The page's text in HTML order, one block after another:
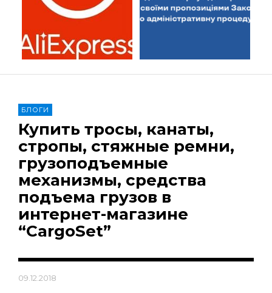
БЛОГИ
Купить тросы, канаты,
стропы, стяжные ремни,
грузоподъемные
механизмы, средства
подъема грузов в
интернет-магазине
“CargoSet”
09.12.2018